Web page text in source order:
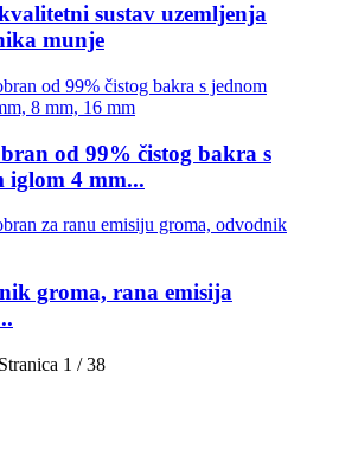
sustav uzemljenja
munje
od 99% čistog bakra s
iglom 4 mm...
groma, rana emisija
Stranica 1 / 38